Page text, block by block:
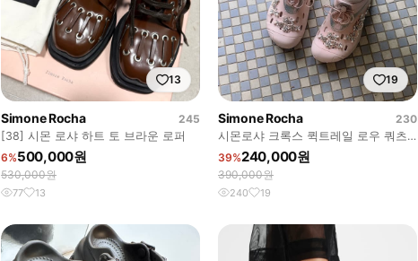
13
Simone Rocha
245
[38] 시몬 로샤 하트 토 브라운 로퍼
6%500,000원
530,000원
77 13
19
Simone Rocha
230
시몬로샤 크록스 퀵트레일 로우 쿼츠
230
39%240,000원
390,000원
240 19